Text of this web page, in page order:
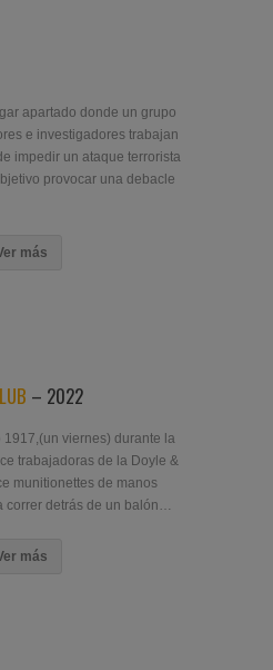
apartado donde un grupo
e investigadores trabajan
impedir un ataque terrorista
provocar una debacle
más
– 2022
1917,(un viernes) durante la
trabajadoras de la Doyle &
munitionettes de manos
correr detrás de un balón…
más